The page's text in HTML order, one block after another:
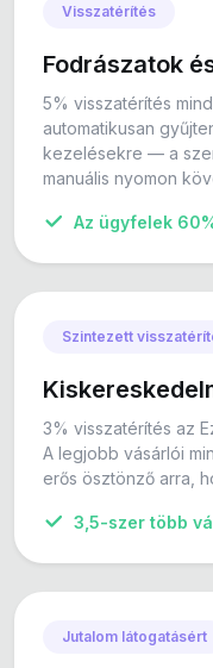
Visszatérítés
Fodrászatok
5% visszatérítés
automatikusan
kezelésekre — a
manuális nyomon
Az ügyfelek
Szintezett
3% visszatérítés az
A legjobb vásárlói
erős ösztönző arra,
3,5-szer több
Jutalom látogatásért